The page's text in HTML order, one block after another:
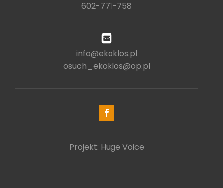
602-771-758
info@ekoklos.pl
osuch_ekoklos@op.pl
Projekt: Huge Voice